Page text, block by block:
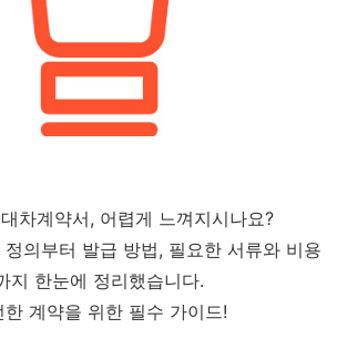
차계약서, 어렵게 느껴지시나요?
의부터 발급 방법, 필요한 서류와 비용
지 한눈에 정리했습니다.
한 계약을 위한 필수 가이드!